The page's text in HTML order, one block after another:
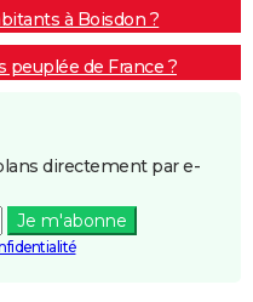
à Boisdon ?
peuplée de France ?
directement par e-
Je m'abonne